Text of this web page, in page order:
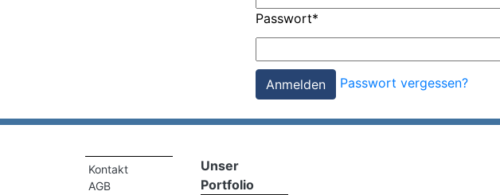
Passwort*
Passwort vergessen?
Kontakt
AGB
Unser
Portfolio